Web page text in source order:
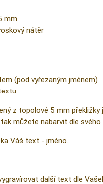
mm
nátěr
(pod vyřezaným jménem)
z topolové 5 mm
můžete nabarvit dle svého
Váš text - jméno.
další text dle